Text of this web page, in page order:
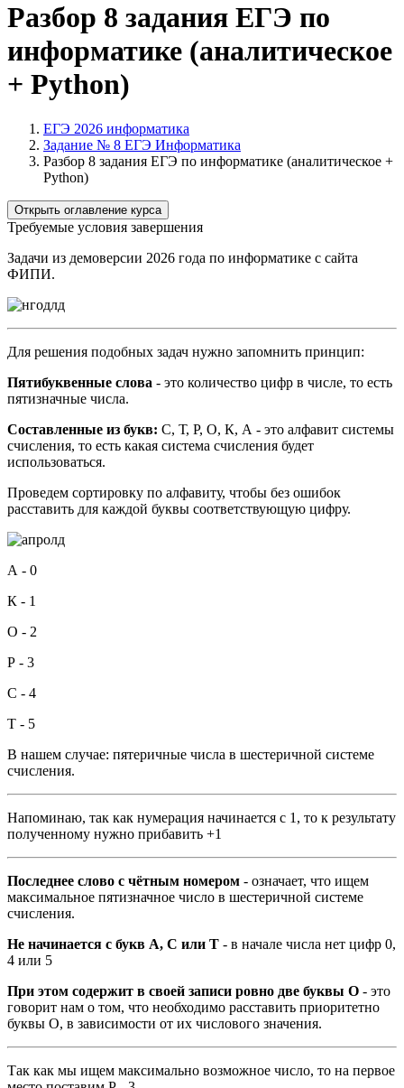
Разбор 8 задания ЕГЭ по
информатике (аналитическое
+ Python)
ЕГЭ 2026 информатика
Задание № 8 ЕГЭ Информатика
Разбор 8 задания ЕГЭ по информатике (аналитическое +
Python)
Открыть оглавление курса
Требуемые условия завершения
Задачи из демоверсии 2026 года по информатике с сайта
ФИПИ.
Для решения подобных задач нужно запомнить принцип:
Пятибуквенные слова - это количество цифр в числе, то есть
пятизначные числа.
Составленные из букв: С, Т, Р, О, К, А - это алфавит системы
счисления, то есть какая система счисления будет
использоваться.
Проведем сортировку по алфавиту, чтобы без ошибок
расставить для каждой буквы соответствующую цифру.
А - 0
К - 1
О - 2
Р - 3
С - 4
Т - 5
В нашем случае: пятеричные числа в шестеричной системе
счисления.
Напоминаю, так как нумерация начинается с 1, то к результату
полученному нужно прибавить +1
Последнее слово с чётным номером - означает, что ищем
максимальное пятизначное число в шестеричной системе
счисления.
Не начинается с букв А, С или Т - в начале числа нет цифр 0,
4 или 5
При этом содержит в своей записи ровно две буквы О - это
говорит нам о том, что необходимо расставить приоритетно
буквы О, в зависимости от их числового значения.
Так как мы ищем максимально возможное число, то на первое